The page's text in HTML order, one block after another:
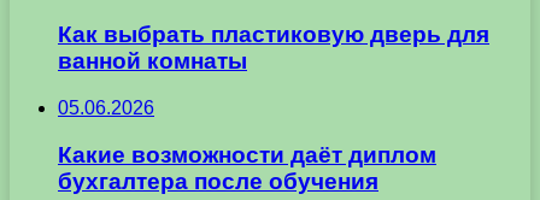
Как выбрать пластиковую дверь для
ванной комнаты
05.06.2026
Какие возможности даёт диплом
бухгалтера после обучения